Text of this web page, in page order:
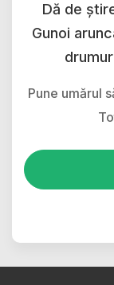
Dă de
Gunoi
Pune umărul